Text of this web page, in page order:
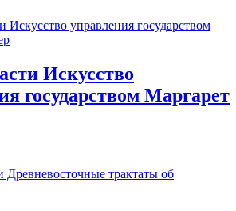
Искусство
государством Маргарет